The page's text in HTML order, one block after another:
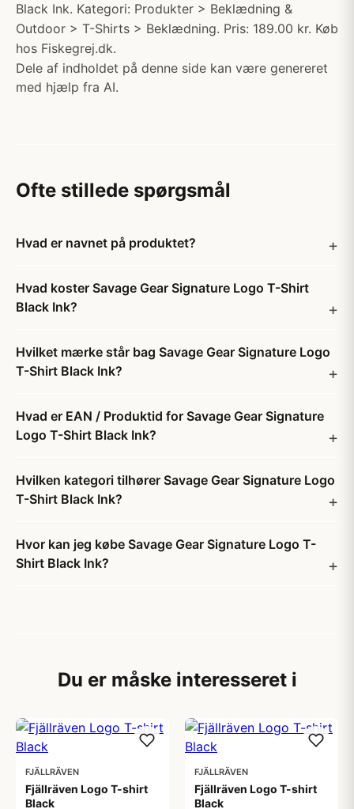
Black Ink. Kategori: Produkter > Beklædning &
Outdoor > T-Shirts > Beklædning. Pris: 189.00 kr. Køb
hos Fiskegrej.dk.
Dele af indholdet på denne side kan være genereret
med hjælp fra AI.
Ofte stillede spørgsmål
Hvad er navnet på produktet?
Hvad koster Savage Gear Signature Logo T-Shirt
Black Ink?
Hvilket mærke står bag Savage Gear Signature Logo
T-Shirt Black Ink?
Hvad er EAN / Produktid for Savage Gear Signature
Logo T-Shirt Black Ink?
Hvilken kategori tilhører Savage Gear Signature Logo
T-Shirt Black Ink?
Hvor kan jeg købe Savage Gear Signature Logo T-
Shirt Black Ink?
Du er måske interesseret i
FJÄLLRÄVEN
Fjällräven Logo T-shirt
Black
FJÄLLRÄVEN
Fjällräven Logo T-shirt
Black